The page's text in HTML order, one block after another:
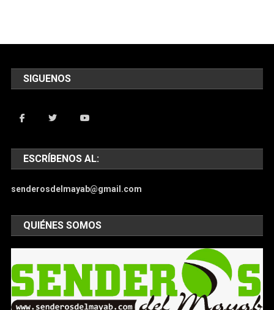
SIGUENOS
ESCRÍBENOS AL:
senderosdelmayab@gmail.com
QUIÉNES SOMOS